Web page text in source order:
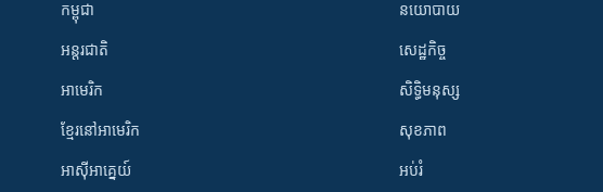
កម្ពុជា
អន្តរជាតិ
អាមេរិក
ខ្មែរ​នៅអាមេរិក
អាស៊ីអាគ្នេយ៍
នយោបាយ
សេដ្ឋកិច្ច
សិទ្ធិមនុស្ស
សុខភាព
អប់រំ